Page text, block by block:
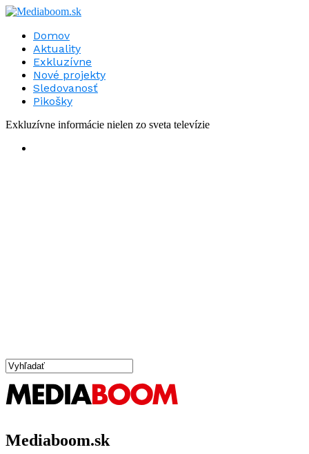
Domov
Aktuality
Exkluzívne
Nové projekty
Sledovanosť
Pikošky
Exkluzívne informácie nielen zo sveta televízie
Mediaboom.sk